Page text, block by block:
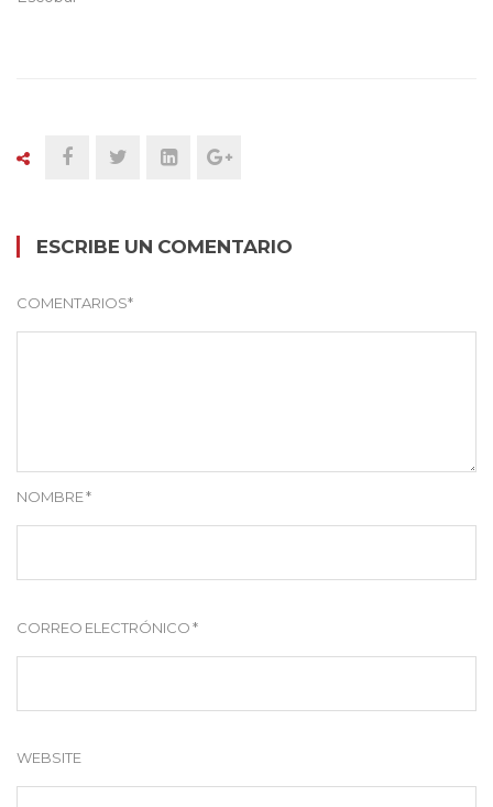
ESCRIBE UN COMENTARIO
COMENTARIOS*
NOMBRE*
CORREO ELECTRÓNICO*
WEBSITE